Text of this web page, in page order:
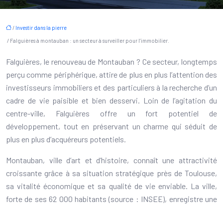
/ Investir dans la pierre
/ Falguières à montauban : un secteur à surveiller pour l’immobilier.
Falguières, le renouveau de Montauban ? Ce secteur, longtemps
perçu comme périphérique, attire de plus en plus l’attention des
investisseurs immobiliers et des particuliers à la recherche d’un
cadre de vie paisible et bien desservi. Loin de l’agitation du
centre-ville, Falguières offre un fort potentiel de
développement, tout en préservant un charme qui séduit de
plus en plus d’acquéreurs potentiels.
Montauban, ville d’art et d’histoire, connaît une attractivité
croissante grâce à sa situation stratégique près de Toulouse,
sa vitalité économique et sa qualité de vie enviable. La ville,
forte de ses 62 000 habitants (source : INSEE), enregistre une